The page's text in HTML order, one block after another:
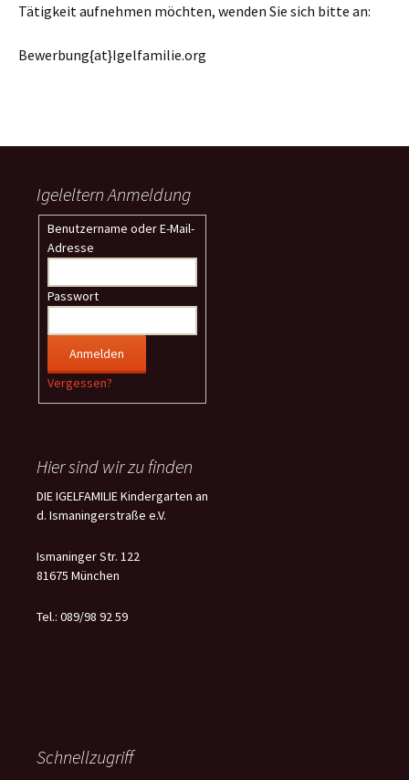
Tätigkeit aufnehmen möchten, wenden Sie sich bitte an:
Bewerbung{at}Igelfamilie.org
Igeleltern Anmeldung
Benutzername oder E-Mail-
Adresse
Passwort
Vergessen?
Hier sind wir zu finden
DIE IGELFAMILIE Kindergarten an
d. Ismaningerstraße e.V.
Ismaninger Str. 122
81675 München
Tel.: 089/98 92 59
Schnellzugriff